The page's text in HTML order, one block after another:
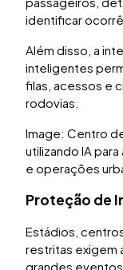
identificar
Além disso, a
inteligentes
filas, acessos e
rodovias.
Image: Centro
utilizando IA
e operações
Proteção de
Estádios,
restritas exigem
grandes eventos